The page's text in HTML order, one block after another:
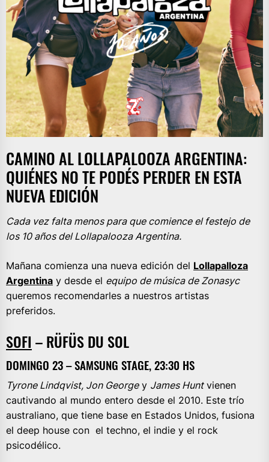
CAMINO AL LOLLAPALOOZA ARGENTINA:
QUIÉNES NO TE PODÉS PERDER EN ESTA
NUEVA EDICIÓN
Cada vez falta menos para que comience el festejo de
los 10 años del Lollapalooza Argentina.
Mañana comienza una nueva edición del Lollapalloza
Argentina y desde el equipo de música de Zonasyc
queremos recomendarles a nuestros artistas
preferidos.
SOFI – RÜFÜS DU SOL
DOMINGO 23 – SAMSUNG STAGE, 23:30 HS
Tyrone Lindqvist, Jon Georgey James Huntvienen
cautivando al mundo entero desde el 2010. Este trío
australiano, que tiene base en Estados Unidos, fusiona
el deep house con el techno, el indie y el rock
psicodélico.